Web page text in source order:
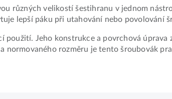
různých velikostí šestihranu v jednom
lepší páku při utahování nebo povolování
použití. Jeho konstrukce a povrchová
normovaného rozměru je tento šroubovák